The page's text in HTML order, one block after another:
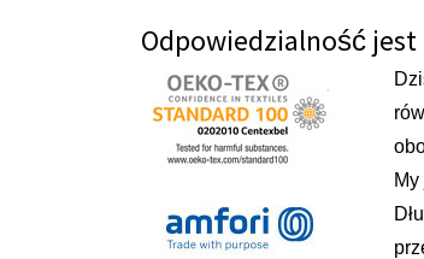
Odpowiedzialność jest